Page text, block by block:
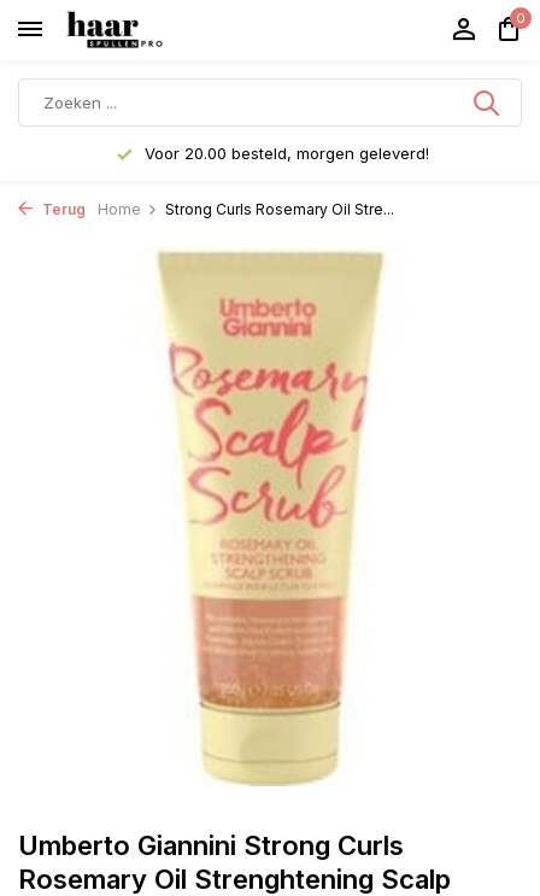
0
Voor 20.00 besteld, morgen geleverd!
Terug Home Strong Curls Rosemary Oil Stre...
Umberto Giannini Strong Curls
Rosemary Oil Strenghtening Scalp